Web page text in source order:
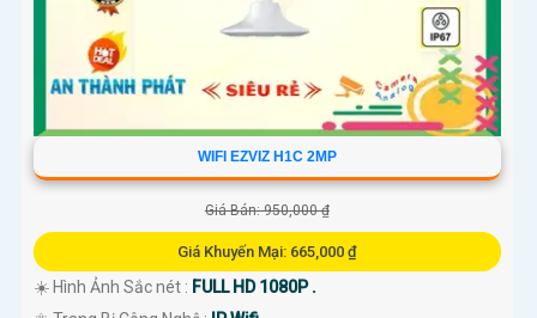
WIFI EZVIZ H1C 2MP
Giá Bán: 950,000 ₫
Giá Khuyến Mại: 665,000 ₫
☀️ Hình Ảnh Sắc nét : FULL HD 1080P .